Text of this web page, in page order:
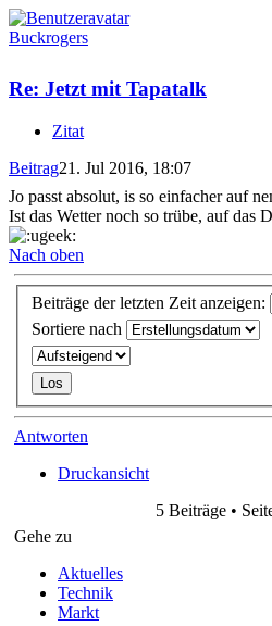
Buckrogers
Re: Jetzt mit Tapatalk
Zitat
Beitrag21. Jul 2016, 18:07
Jo passt absolut, is so einfacher auf
Ist das Wetter noch so trübe, auf das
Nach oben
Beiträge der letzten Zeit anzeigen:
Sortiere nach
Antworten
Druckansicht
5 Beiträge •
Gehe zu
Aktuelles
Technik
Markt